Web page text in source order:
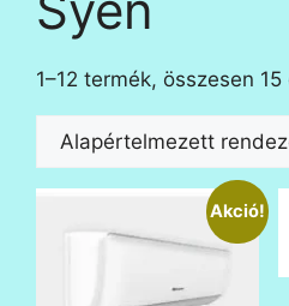
1–12 termék, összesen 15
Akció!